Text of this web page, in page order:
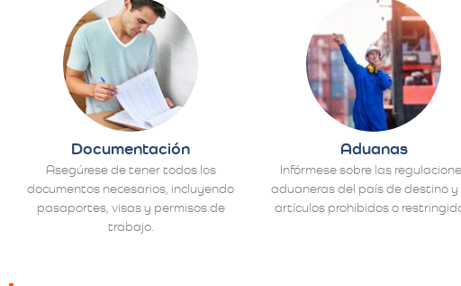
Documentación
Asegúrese de tener todos los
documentos necesarios, incluyendo
pasaportes, visas y permisos de
trabajo.
Aduanas
Infórmese sobre las
aduaneras del país de destino y
artículos prohibidos o